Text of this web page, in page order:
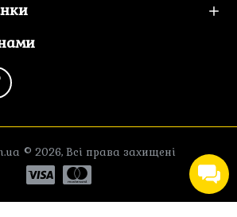
© 2026, Всі права захищені